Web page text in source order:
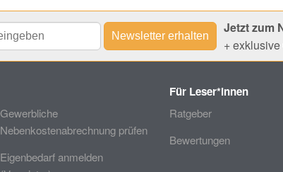
Jetzt zum
+
Gewerbliche
Nebenkostenabrechnung prüfen
Eigenbedarf anmelden
Für Leser*innen
Ratgeber
Bewertungen